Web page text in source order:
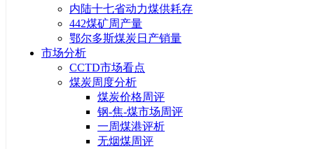
内陆十七省动力煤供耗存
442煤矿周产量
鄂尔多斯煤炭日产销量
市场分析
CCTD市场看点
煤炭周度分析
煤炭价格周评
钢-焦-煤市场周评
一周煤港评析
无烟煤周评